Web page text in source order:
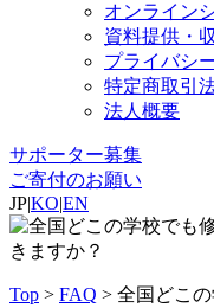
オンライン
資料提供・
プライバシ
特定商取引
法人概要
サポーター募集
ご寄付のお願い
JP|KO|EN
Top > FAQ > 全国どこ